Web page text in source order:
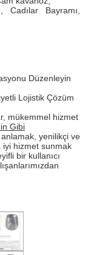
Cadılar Bayramı,
Düzenleyin
Lojistik Çözüm
mükemmel hizmet
Gibi
anlamak, yenilikçi ve
iyi hizmet sunmak
bir kullanıcı